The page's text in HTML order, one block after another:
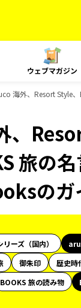
ウェブマガジン
海外、Resort Style
、
旅の
の
ーズ（国内）
御朱印 歴史時
BOOKS 旅の読み物